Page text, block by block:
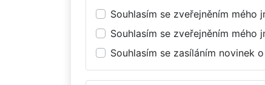
Souhlasím se zveřejněním mého
Souhlasím se zveřejněním mého
Souhlasím se zasíláním novinek